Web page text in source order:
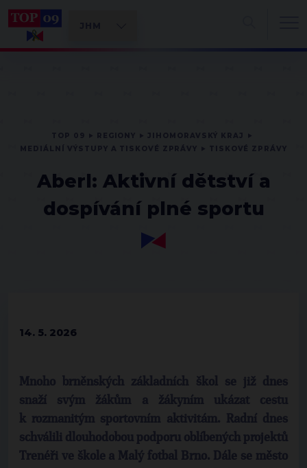
Aberl: Aktivní dětství a
dospívání plné sportu
14. 5. 2026
Mnoho brněnských základních škol se již dnes
snaží svým žákům a žákyním ukázat cestu
k rozmanitým sportovním aktivitám. Radní dnes
schválili dlouhodobou podporu oblíbených projektů
Trenéři ve škole a Malý fotbal Brno. Dále se město